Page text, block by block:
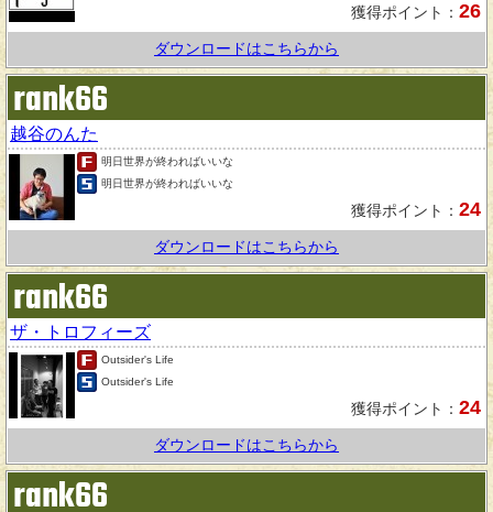
獲得ポイント： 26
ダウンロードはこちらから
rank66
越谷のんた
明日世界が終わればいいな
明日世界が終わればいいな
獲得ポイント： 24
ダウンロードはこちらから
rank66
ザ・トロフィーズ
Outsider's Life
Outsider's Life
獲得ポイント： 24
ダウンロードはこちらから
rank66